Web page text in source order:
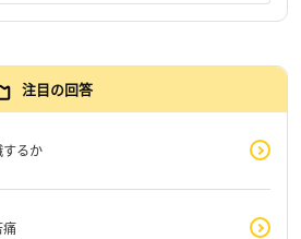
注目の回答
るか